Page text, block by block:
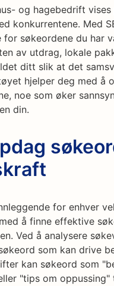
og hagebedrift
konkurrentene. Med
for søkeordene du har
av utdrag, lokale
ditt slik at det
hjelper deg med å
noe som øker
din.
for enhver
å finne effektive
Ved å analysere
som kan drive
kan søkeord som
"tips om